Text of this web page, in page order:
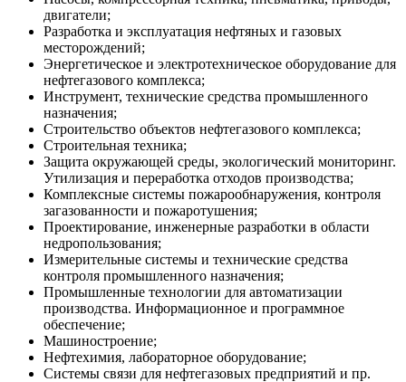
двигатели;
Разработка и эксплуатация нефтяных и газовых
месторождений;
Энергетическое и электротехническое оборудование для
нефтегазового комплекса;
Инструмент, технические средства промышленного
назначения;
Строительство объектов нефтегазового комплекса;
Строительная техника;
Защита окружающей среды, экологический мониторинг.
Утилизация и переработка отходов производства;
Комплексные системы пожарообнаружения, контроля
загазованности и пожаротушения;
Проектирование, инженерные разработки в области
недропользования;
Измерительные системы и технические средства
контроля промышленного назначения;
Промышленные технологии для автоматизации
производства. Информационное и программное
обеспечение;
Машиностроение;
Нефтехимия, лабораторное оборудование;
Системы связи для нефтегазовых предприятий и пр.